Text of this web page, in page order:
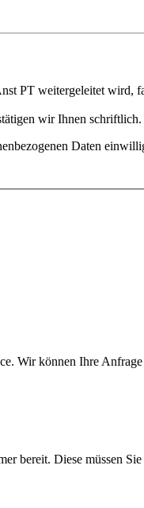
PT weitergeleitet wird,
wir Ihnen schriftlich.
Daten
Wir können Ihre
bereit. Diese müssen